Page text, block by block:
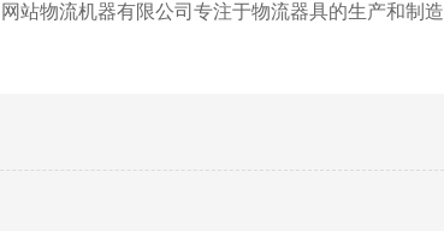
站物流机器有限公司专注于物流器具的生产和制造